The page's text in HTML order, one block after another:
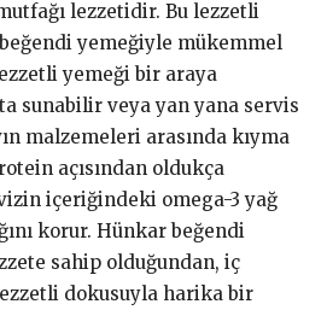
lezzetidir. Bu lezzetli
yemeğiyle mükemmel
yemeği bir araya
sunabilir veya yan yana servis
malzemeleri arasında kıyma
açısından oldukça
içeriğindeki omega-3 yağ
korur. Hünkar beğendi
sahip olduğundan, iç
dokusuyla harika bir